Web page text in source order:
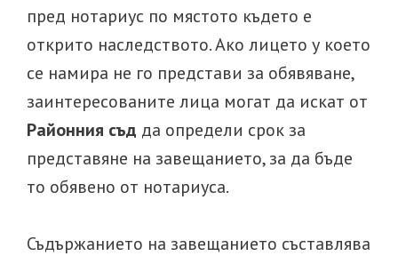
пред нотариус по мястото където е
открито наследството. Ако лицето у което
се намира не го представи за обявяване,
заинтересованите лица могат да искат от
Районния съд да определи срок за
представяне на завещанието, за да бъде
то обявено от нотариуса.
Съдържанието на завещанието съставлява